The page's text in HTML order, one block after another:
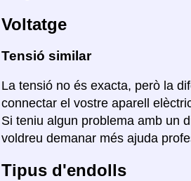
Voltatge
Tensió similar
La tensió no és exacta, però la
connectar el vostre aparell
Si teniu algun problema amb un
voldreu demanar més ajuda
Tipus d'endolls